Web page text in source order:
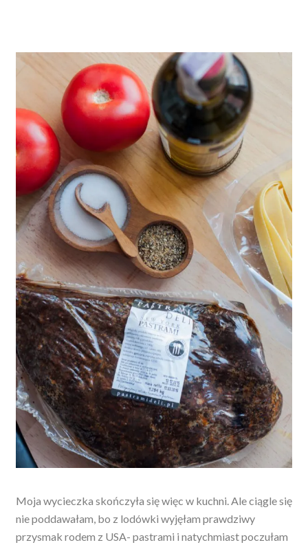
Moja wycieczka skończyła się więc w kuchni. Ale ciągle się
nie poddawałam, bo z lodówki wyjęłam prawdziwy
przysmak rodem z USA- pastrami i natychmiast poczułam